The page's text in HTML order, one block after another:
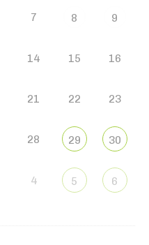
7 8 9
14 15 16
21 22 23
28 29 30
4 5 6